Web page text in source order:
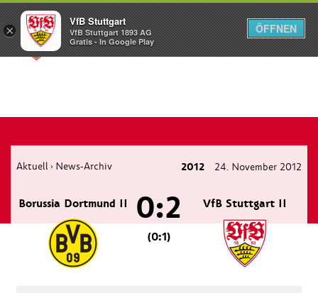
Menü
Aktuell › News-Archiv 2012 24. November 2012
Borussia Dortmund II VfB Stuttgart II
0:2
(0:1)
×
VfB Stuttgart
VfB Stuttgart 1893 AG
Gratis - In Google Play
ÖFFNEN